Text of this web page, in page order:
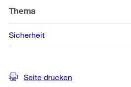
Thema
Sicherheit
Seite drucken